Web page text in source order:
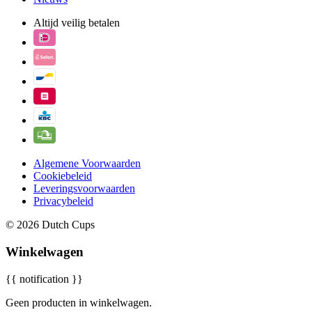
Altijd veilig betalen
Algemene Voorwaarden
Cookiebeleid
Leveringsvoorwaarden
Privacybeleid
© 2026 Dutch Cups
Winkelwagen
{{ notification }}
Geen producten in winkelwagen.